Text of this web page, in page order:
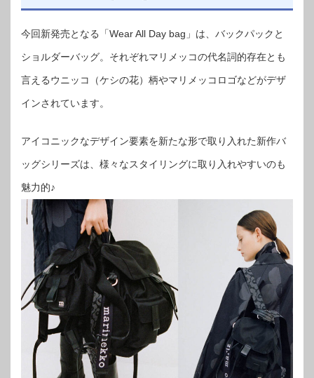
今回新発売となる「Wear All Day bag」は、バックパックと
ショルダーバッグ。それぞれマリメッコの代名詞的存在とも
言えるウニッコ（ケシの花）柄やマリメッコロゴなどがデザ
インされています。
アイコニックなデザイン要素を新たな形で取り入れた新作バ
ッグシリーズは、様々なスタイリングに取り入れやすいのも
魅力的♪